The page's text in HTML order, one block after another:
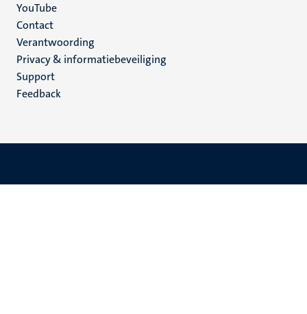
YouTube
Menu
footer
(NL)
Contact
Verantwoording
Privacy & informatiebeveiliging
Support
Feedback